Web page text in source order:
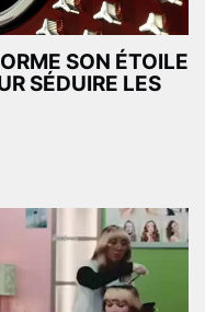
SON ÉTOILE
SÉDUIRE LES